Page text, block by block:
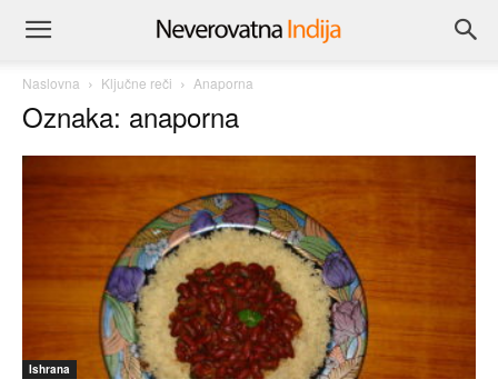
Naslovna Ključne reči Anaporna
Oznaka: anaporna
Ishrana